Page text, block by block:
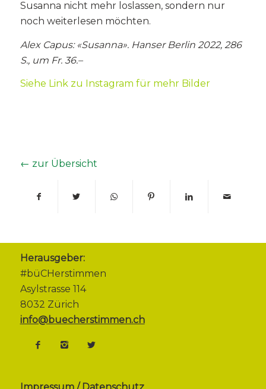
Susanna nicht mehr loslassen, sondern nur
noch weiterlesen möchten.
Alex Capus: «Susanna». Hanser Berlin 2022, 286
S., um Fr. 36.–
Siehe Link zu Instagram für mehr Bilder
← zur Übersicht
Herausgeber:
#büCHerstimmen
Asylstrasse 114
8032 Zürich
info@buecherstimmen.ch